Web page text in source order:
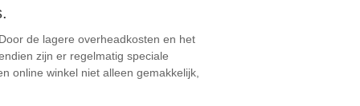
de lagere overheadkosten en het
zijn er regelmatig speciale
online winkel niet alleen gemakkelijk,